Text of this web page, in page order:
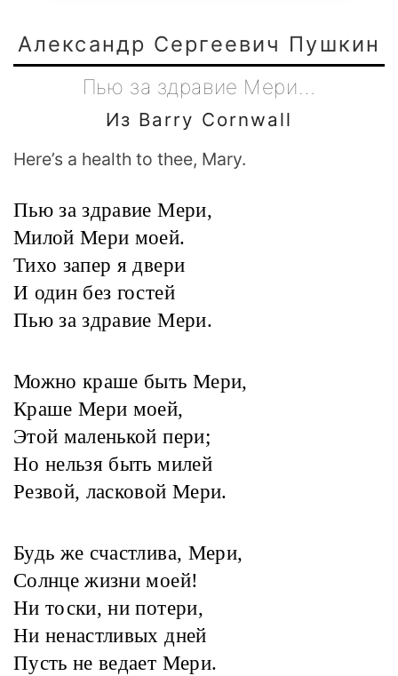
Александр Сергеевич Пушкин
Пью за здравие Мери…
Из Barry Cornwall
Here’s a health to thee, Mary.
Пью за здравие Мери,
Милой Мери моей.
Тихо запер я двери
И один без гостей
Пью за здравие Мери.
Можно краше быть Мери,
Краше Мери моей,
Этой маленькой пери;
Но нельзя быть милей
Резвой, ласковой Мери.
Будь же счастлива, Мери,
Солнце жизни моей!
Ни тоски, ни потери,
Ни ненастливых дней
Пусть не ведает Мери.